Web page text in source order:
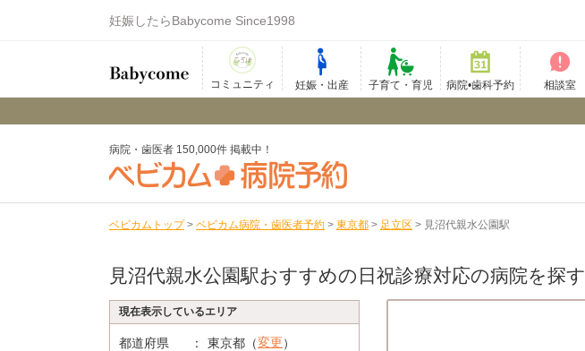
妊娠したらBabycome Since1998
コミュニティ 妊娠・出産 子育て・育児 病院•歯科予約 相談室
病院・歯医者 150,000件 掲載中！
ベビカムトップ > ベビカム病院・歯医者予約 > 東京都 > 足立区 > 見沼代親水公園駅
見沼代親水公園駅おすすめの日祝診療対応の病院を探す
現在表示しているエリア
都道府県 東京都（変更）